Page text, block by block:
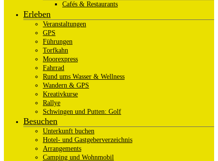
Cafés & Restaurants
Erleben
Veranstaltungen
GPS
Führungen
Torfkahn
Moorexpress
Fahrrad
Rund ums Wasser & Wellness
Wandern & GPS
Kreativkurse
Rallye
Schwingen und Putten: Golf
Besuchen
Unterkunft buchen
Hotel- und Gastgeberverzeichnis
Arrangements
Camping und Wohnmobil